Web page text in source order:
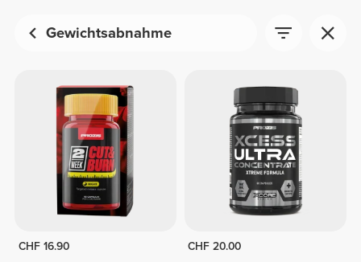
Gewichtsabnahme
CHF 16.90
CHF 20.00